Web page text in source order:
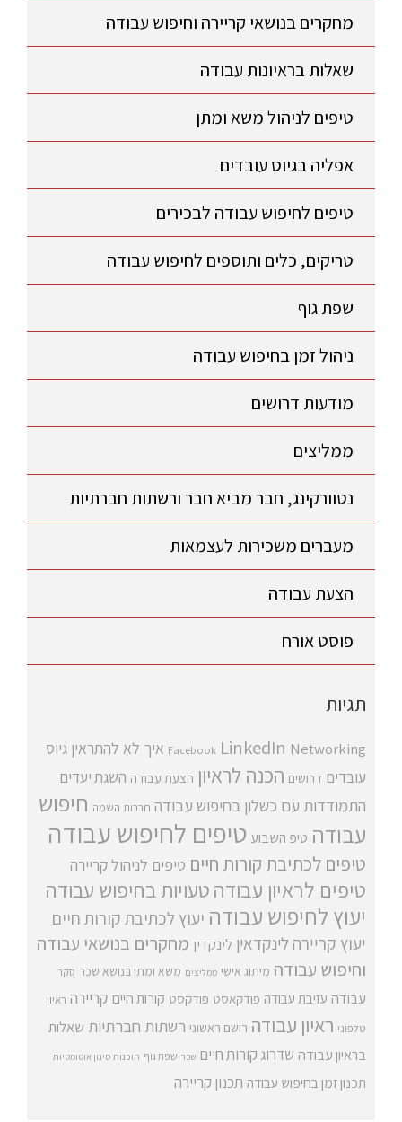
מחקרים בנושאי קריירה וחיפוש עבודה
שאלות בראיונות עבודה
טיפים לניהול משא ומתן
אפליה בגיוס עובדים
טיפים לחיפוש עבודה לבכירים
טריקים, כלים ותוספים לחיפוש עבודה
שפת גוף
ניהול זמן בחיפוש עבודה
מודעות דרושים
ממליצים
נטוורקינג, חבר מביא חבר ורשתות חברתיות
מעברים משכירות לעצמאות
הצעת עבודה
פוסט אורח
תגיות
Facebook LinkedIn Networking איך לא להתראין גיוס
עובדים דרושים הכנה לראיון הצעת עבודה השגת יעדים
התמודדות עם כשלון בחיפוש עבודה חברות השמה חיפוש
עבודה טיפ השבוע טיפים לחיפוש עבודה
טיפים לכתיבת קורות חיים טיפים לניהול קריירה
טיפים לראיון עבודהטעויות בחיפוש עבודה
יעוץ לחיפוש עבודה יעוץ לכתיבת קורות חיים
יעוץ קריירה לינקדאין לינקדין מחקרים בנושאי עבודה
וחיפוש עבודה מיתוג אישי ממליצים משא ומתן בנושא שכר סקר
עבודה עזיבת עבודה פודקאסט פודקסט קורות חיים קריירה ראיון
טלפוני ראיון עבודה רושם ראשוני רשתות חברתיות שאלות
בראיון עבודה שדרוג קורות חיים שכר שפת גוף תוכנות סינון אוטומטיות
תכנון זמן בחיפוש עבודה תכנון קריירה